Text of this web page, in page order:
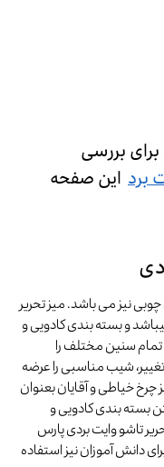
بررسی
برد این صفحه
نیز می باشد. میز تحریر
و بسته بندی کادویی و
سنین مختلف را
شیب مناسبی را عرضه
چرخ خیاطی و آقایان بعنوان
بسته بندی کادویی و
تاشو وایت بردی پارس
دانش آموزان نیز استفاده